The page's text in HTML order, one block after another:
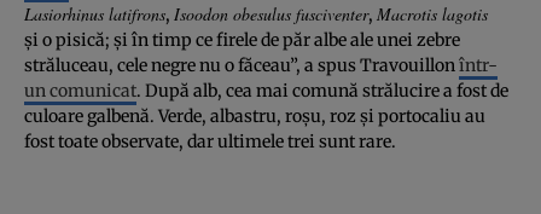
Lasiorhinus latifrons, Isoodon obesulus fusciventer, Macrotis lagotis
și o pisică; și în timp ce firele de păr albe ale unei zebre
străluceau, cele negre nu o făceau”, a spus Travouillonîntr-
un comunicat. După alb, cea mai comună strălucire a fost de
culoare galbenă. Verde, albastru, roșu, roz și portocaliu au
fost toate observate, dar ultimele trei sunt rare.